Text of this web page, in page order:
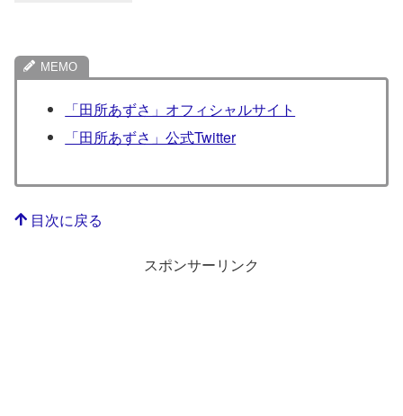
「田所あずさ」オフィシャルサイト
「田所あずさ」公式Twitter
目次に戻る
スポンサーリンク